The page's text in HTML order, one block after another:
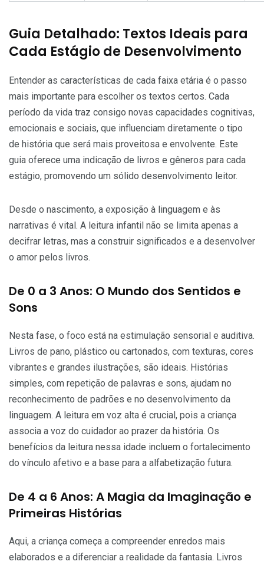
Guia Detalhado: Textos Ideais para
Cada Estágio de Desenvolvimento
Entender as características de cada faixa etária é o passo
mais importante para escolher os textos certos. Cada
período da vida traz consigo novas capacidades cognitivas,
emocionais e sociais, que influenciam diretamente o tipo
de história que será mais proveitosa e envolvente. Este
guia oferece uma indicação de livros e gêneros para cada
estágio, promovendo um sólido desenvolvimento leitor.
Desde o nascimento, a exposição à linguagem e às
narrativas é vital. A leitura infantil não se limita apenas a
decifrar letras, mas a construir significados e a desenvolver
o amor pelos livros.
De 0 a 3 Anos: O Mundo dos Sentidos e
Sons
Nesta fase, o foco está na estimulação sensorial e auditiva.
Livros de pano, plástico ou cartonados, com texturas, cores
vibrantes e grandes ilustrações, são ideais. Histórias
simples, com repetição de palavras e sons, ajudam no
reconhecimento de padrões e no desenvolvimento da
linguagem. A leitura em voz alta é crucial, pois a criança
associa a voz do cuidador ao prazer da história. Os
benefícios da leitura nessa idade incluem o fortalecimento
do vínculo afetivo e a base para a alfabetização futura.
De 4 a 6 Anos: A Magia da Imaginação e
Primeiras Histórias
Aqui, a criança começa a compreender enredos mais
elaborados e a diferenciar a realidade da fantasia. Livros